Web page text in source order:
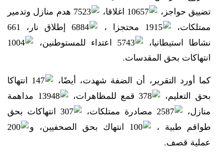
تضييق حواجز،
10657 اغلاقا،
7523 هدم منازل وتدمير
ممتلكات،
1915 محتجزا ،
6884 إطلاق نار، 661
نشاطا استيطانيا،
5743 اعتداء للمستوطنين،
1004
انتهاكات بحق المقدسات.
كما أورد التقرير، أن الضفة شهدت، أيضًا،
147 انتهاكا
بحق التعليم،
378 قمع للمظاهرات،
13948 مداهمة
منازل،
2587 مصادرة ممتلكات،
307 انتهاكات بحق
طواقم طبية ،
100 انتهاك بحق الصحفيين، و
200
عملية قصف.